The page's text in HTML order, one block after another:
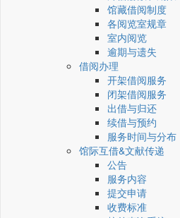
馆藏借阅制度
各阅览室规章
室内阅览
逾期与遗失
借阅办理
开架借阅服务
闭架借阅服务
出借与归还
续借与预约
服务时间与分布
馆际互借&文献传递
公告
服务内容
提交申请
收费标准